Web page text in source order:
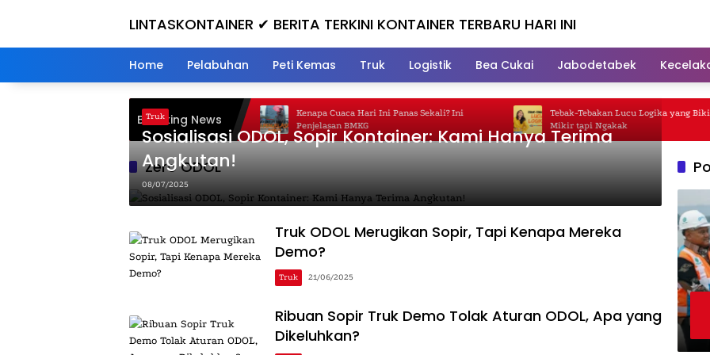
LINTASKONTAINER ✔ BERITA TERKINI KONTAINER TERBARU HARI INI
Home Pelabuhan Peti Kemas Truk Logistik Bea Cukai Jabodetabek
Breaking News
Kecelakaan Kereta di Bekasi Timur, Gerbong
Ringsek, Simak Kronologi Lengkapnya!
Kenapa Cuaca Hari Ini Panas Sekali? Ini
Penjelasan BMKG
Tebak-Tebakan Lucu Logika yang Bikin
Mikir tapi Ngakak
Zero ODOL
Truk
Sosialisasi ODOL, Sopir Kontainer: Kami Hanya Terima
Angkutan!
08/07/2025
Truk ODOL Merugikan Sopir, Tapi Kenapa Mereka
Demo?
Truk 21/06/2025
Ribuan Sopir Truk Demo Tolak Aturan ODOL, Apa yang
Dikeluhkan?